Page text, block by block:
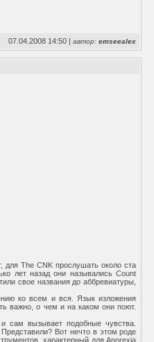
07.04.2008 14:50 |автор:emseealex
для The CNK прослушать около ста
лет назад они назывались Count
свое названия до аббревиатуры,
ко всем и вся. Язык изложения
важно, о чем и на каком они поют.
сам вызывает подобные чувства.
Вот нечто в этом роде
характерный для Anorexia